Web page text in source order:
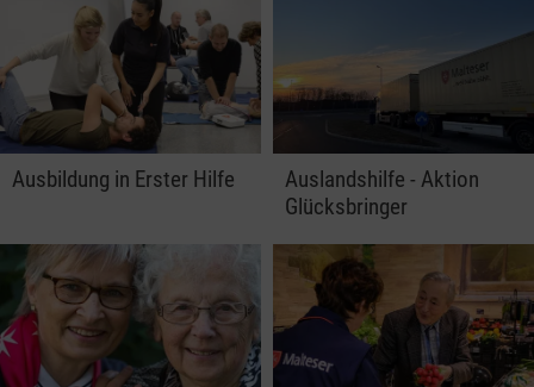
Ausbildung in Erster Hilfe
Auslandshilfe - Aktion
Glücksbringer